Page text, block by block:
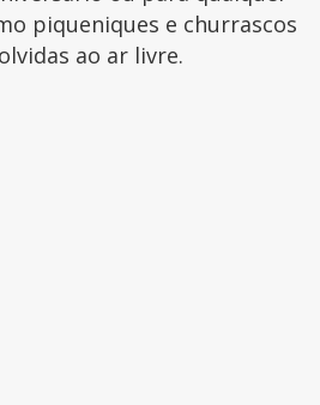
piqueniques e churrascos
ao ar livre.